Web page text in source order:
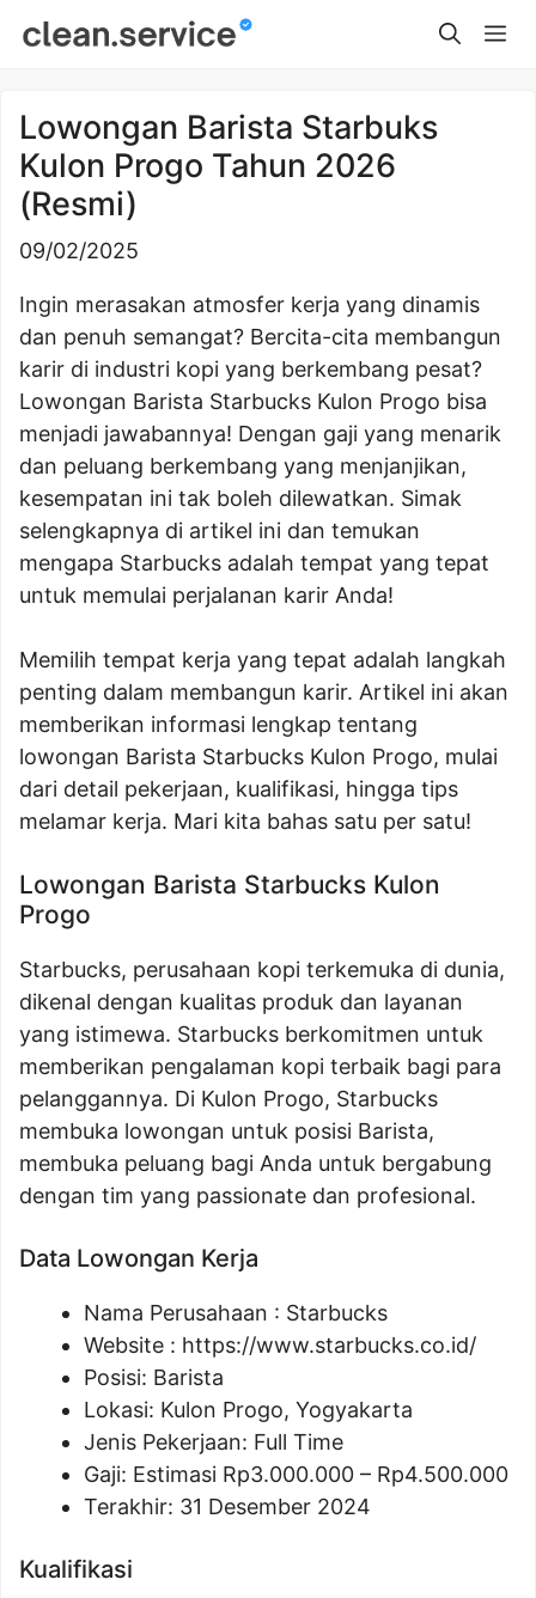
Lowongan Barista Starbuks
Kulon Progo Tahun 2026
(Resmi)
09/02/2025
Ingin merasakan atmosfer kerja yang dinamis
dan penuh semangat? Bercita-cita membangun
karir di industri kopi yang berkembang pesat?
Lowongan Barista Starbucks Kulon Progo bisa
menjadi jawabannya! Dengan gaji yang menarik
dan peluang berkembang yang menjanjikan,
kesempatan ini tak boleh dilewatkan. Simak
selengkapnya di artikel ini dan temukan
mengapa Starbucks adalah tempat yang tepat
untuk memulai perjalanan karir Anda!
Memilih tempat kerja yang tepat adalah langkah
penting dalam membangun karir. Artikel ini akan
memberikan informasi lengkap tentang
lowongan Barista Starbucks Kulon Progo, mulai
dari detail pekerjaan, kualifikasi, hingga tips
melamar kerja. Mari kita bahas satu per satu!
Lowongan Barista Starbucks Kulon
Progo
Starbucks, perusahaan kopi terkemuka di dunia,
dikenal dengan kualitas produk dan layanan
yang istimewa. Starbucks berkomitmen untuk
memberikan pengalaman kopi terbaik bagi para
pelanggannya. Di Kulon Progo, Starbucks
membuka lowongan untuk posisi Barista,
membuka peluang bagi Anda untuk bergabung
dengan tim yang passionate dan profesional.
Data Lowongan Kerja
Nama Perusahaan : Starbucks
Website : https://www.starbucks.co.id/
Posisi: Barista
Lokasi: Kulon Progo, Yogyakarta
Jenis Pekerjaan: Full Time
Gaji: Estimasi Rp3.000.000 – Rp4.500.000
Terakhir: 31 Desember 2024
Kualifikasi